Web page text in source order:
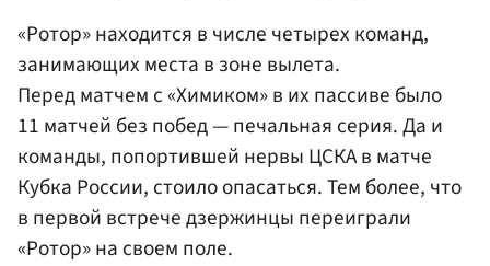
«Ротор» находится в числе четырех команд,
занимающих места в зоне вылета.
Перед матчем с «Химиком» в их пассиве было
11 матчей без побед — печальная серия. Да и
команды, попортившей нервы ЦСКА в матче
Кубка России, стоило опасаться. Тем более, что
в первой встрече дзержинцы переиграли
«Ротор» на своем поле.